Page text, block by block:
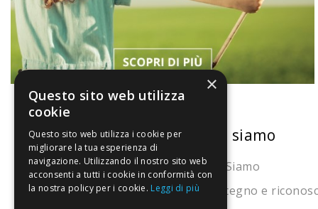
La nostra convenienza
Il risparmio che fa ambiente
Il nostro manifesto
Chi siamo
Chi Siamo
Sostegno e
×
Questo sito web utilizza
cookie
Questo sito web utilizza i cookie per
migliorare la tua esperienza di
navigazione. Utilizzando il nostro sito web
acconsenti a tutti i cookie in conformità con
la nostra policy per i cookie. Leggi di più